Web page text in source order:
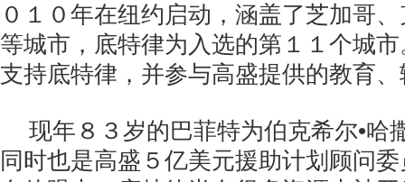
０１０年在纽约启动，涵盖了芝加哥
等城市，底特律为入选的第１１个城
支持底特律，并参与高盛提供的教育
现年８３岁的巴菲特为伯克希尔•哈
同时也是高盛５亿美元援助计划顾问